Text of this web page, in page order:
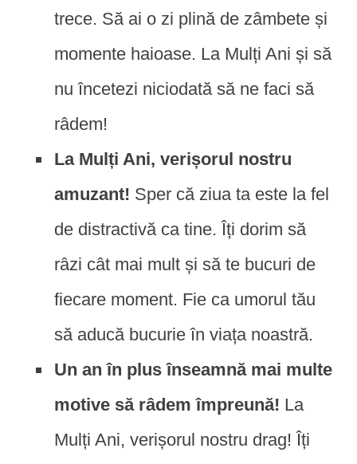
trece. Să ai o zi plină de zâmbete și
momente haioase. La Mulți Ani și să
nu încetezi niciodată să ne faci să
râdem!
La Mulți Ani, verișorul nostru
amuzant! Sper că ziua ta este la fel
de distractivă ca tine. Îți dorim să
râzi cât mai mult și să te bucuri de
fiecare moment. Fie ca umorul tău
să aducă bucurie în viața noastră.
Un an în plus înseamnă mai multe
motive să râdem împreună! La
Mulți Ani, verișorul nostru drag! Îți